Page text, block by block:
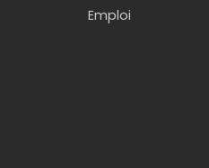
Emploi